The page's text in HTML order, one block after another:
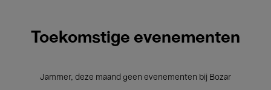
Toekomstige evenementen
Jammer, deze maand geen evenementen bij Bozar